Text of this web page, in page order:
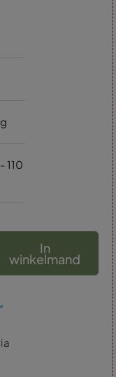
110
In
winkelmand